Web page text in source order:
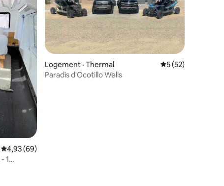
Note moyenne de 4,93 sur 5, 69 commentaires
4,93 (69)
1
Logement · Thermal Note moyenne de
5 (52)
Paradis d'Ocotillo Wells